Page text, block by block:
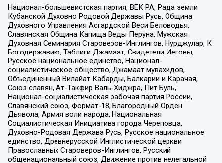
Национал-большевистская партия, ВЕК РА, Рада земли
Кубанской Духовно Родовой Державы Русь, Община
Духовного Управления Асгардской Веси Беловодья,
Славянская Община Капища Веды Перуна, Мужская
Духовная Семинария Староверов-Инглингов, Нурджулар, К
Богодержавию, Таблиги Джамаат, Свидетели Иеговы,
Русское национальное единство, Национал-
социалистическое общество, Джамаат мувахидов,
Объединенный Вилайат Кабарды, Балкарии и Карачая,
Союз славян, Ат-Такфир Валь-Хиджра, Пит Буль,
Национал-социалистическая рабочая партия России,
Славянский союз, Формат-18, Благородный Орден
Дьявола, Армия воли народа, Национальная
Социалистическая Инициатива города Череповца,
Духовно-Родовая Держава Русь, Русское национальное
единство, Древнерусской Инглистической церкви
Православных Староверов-Инглингов, Русский
общенациональный союз, Движение против нелегальной